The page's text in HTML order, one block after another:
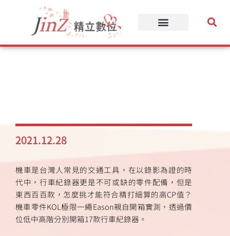
要
2021.12.28
機車是台灣人常見的交通工具，在以錄影為證的時
代中，行車紀錄器更是不可或缺的零件配備，但是
東西百百款，怎麼挑才能符合精打細算的高CP值？
機車零件KOL極限一繩Eason親自開箱實測，透過價
位低中高階分別開箱17款行車紀錄器。